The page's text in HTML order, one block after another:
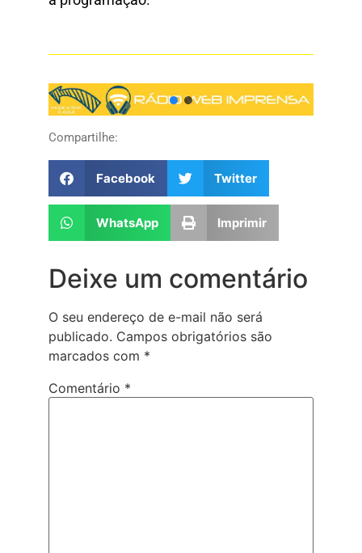
Compartilhe:
Facebook Twitter
WhatsApp Imprimir
Deixe um comentário
O seu endereço de e-mail não será
publicado. Campos obrigatórios são
marcados com *
Comentário *